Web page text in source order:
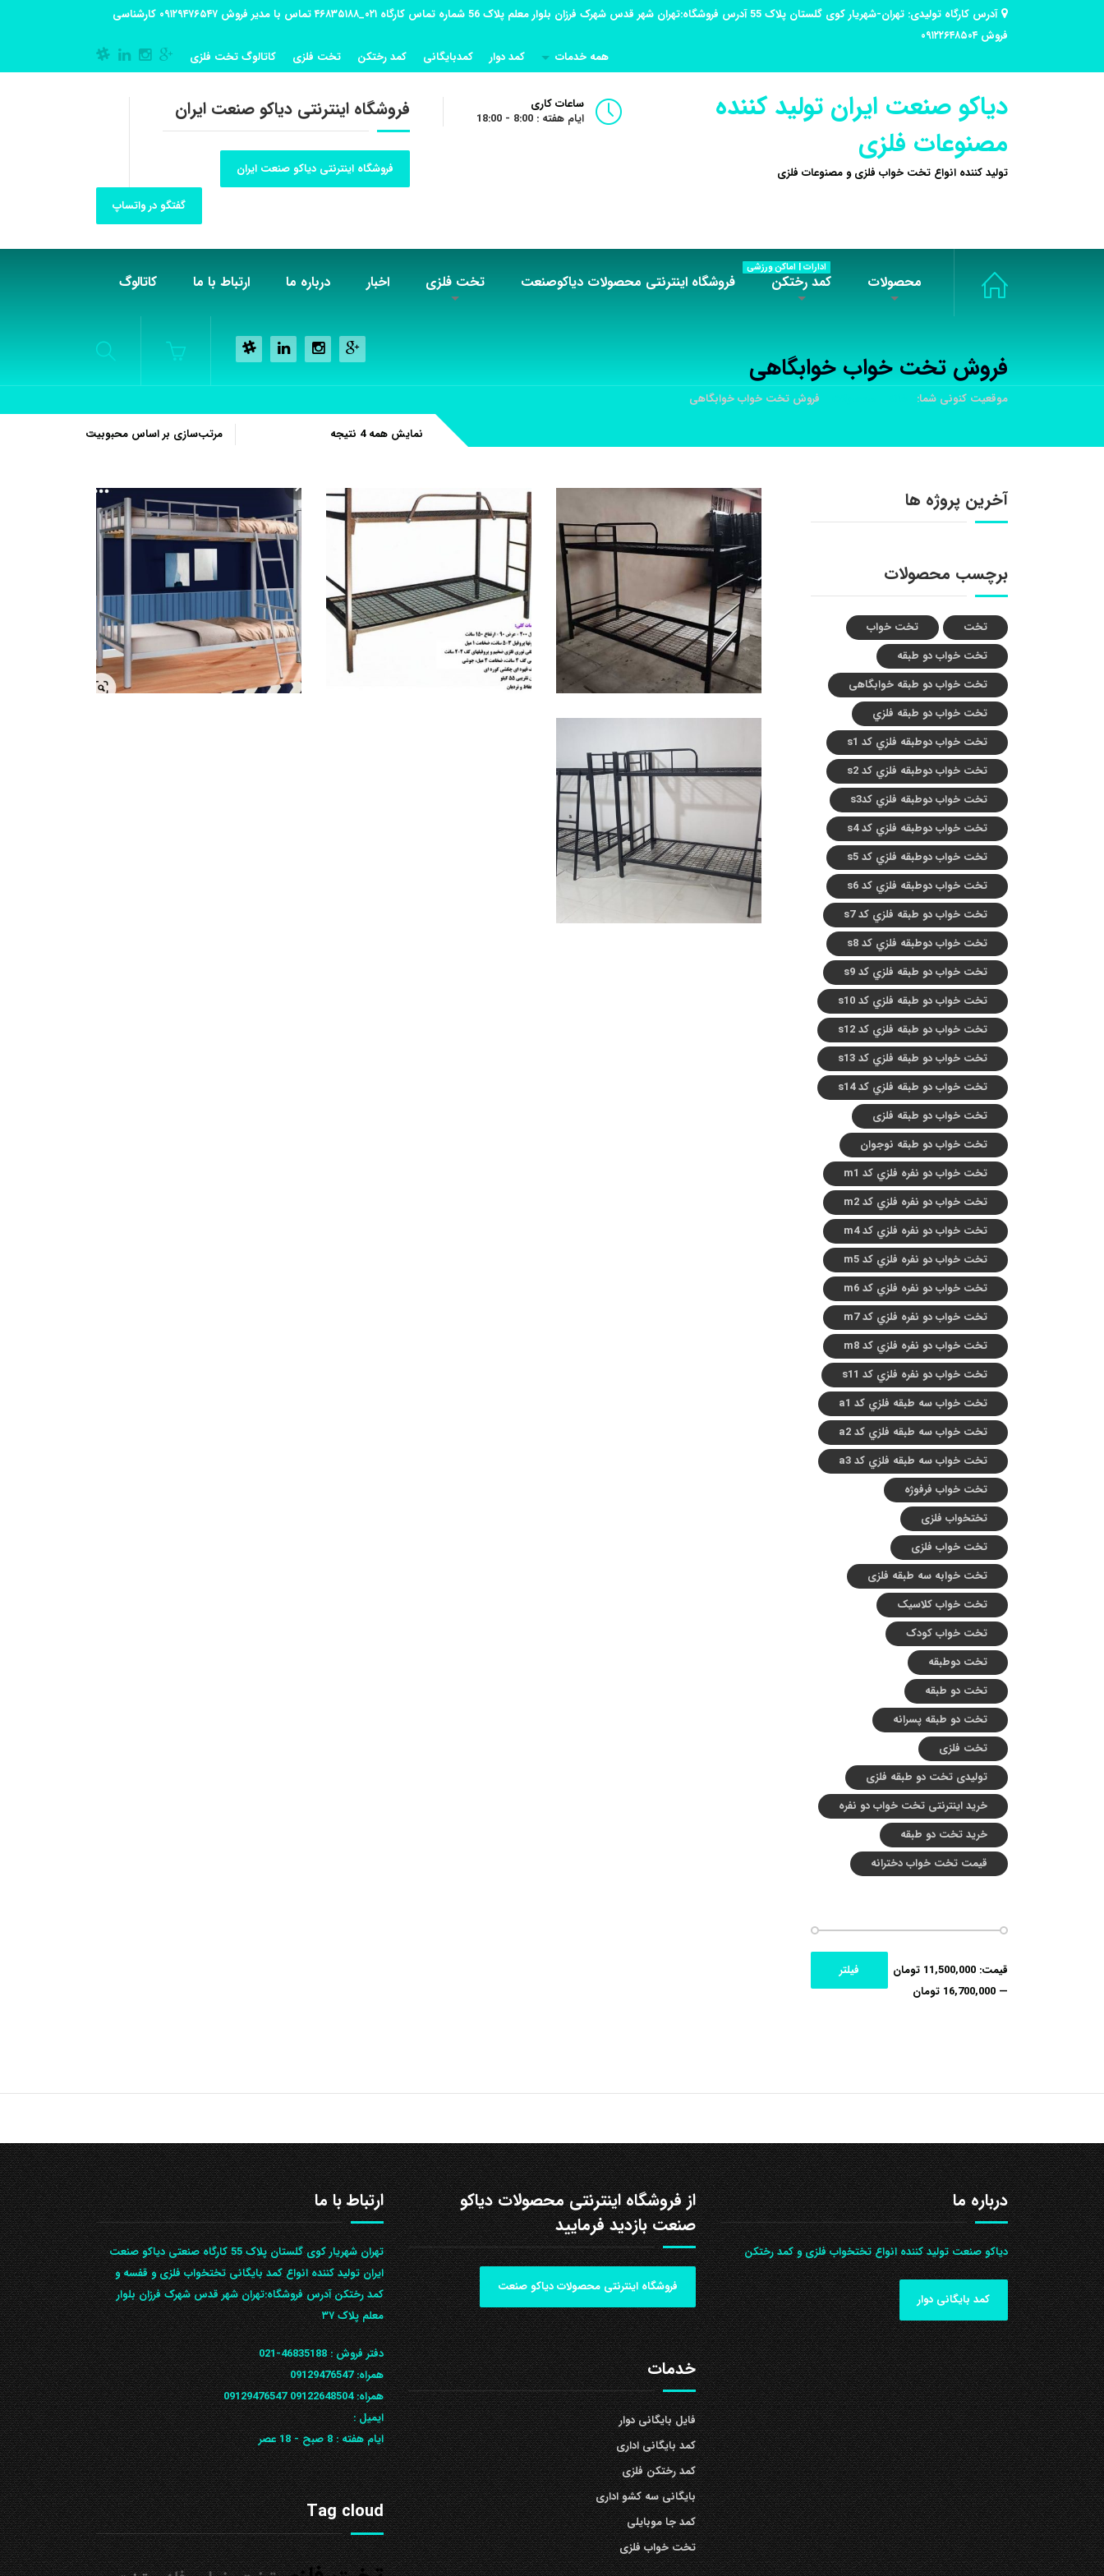
آدرس کارگاه تولیدی: تهران-شهریار کوی گلستان پلاک 55 آدرس فروشگاه:تهران شهر قدس شهرک فرزان بلوار معلم پلاک 56 شماره تماس کارگاه ۰۲۱_۴۶۸۳۵۱۸۸ تماس با مدیر فروش ۰۹۱۲۹۴۷۶۵۴۷ کارشناسی
فروش ۰۹۱۲۲۶۴۸۵۰۴
همه خدمات
کمد دوار کمدبایگانی کمد رختکن تخت فلزی کاتالوگ تخت فلزی
دیاکو صنعت ایران تولید کننده
مصنوعات فلزی
تولید کننده انواع تخت خواب فلزی و مصنوعات فلزی
ساعات کاری
ایام هفته : 8:00 - 18:00
فروشگاه اینترنتی دیاکو صنعت ایران
فروشگاه اینترنتی دیاکو صنعت ایران
گفتگو در واتساپ
محصولات کمد رختکن
ادارات | اماکن ورزشی
فروشگاه اینترنتی محصولات دیاکوصنعت تخت فلزی اخبار درباره ما ارتباط با ما کاتالوگ
فروش تخت خواب خوابگاهی
موقعیت کنونی شما: فروش تخت خواب خوابگاهی
نمایش همه 4 نتیجه
اساس
آخرین پروژه ها
برچسب محصولات
تخت
تخت خواب
تخت خواب دو طبقه
تخت خواب دو طبقه خوابگاهی
تخت خواب دو طبقه فلزي
تخت خواب دوطبقه فلزي کد s1
تخت خواب دوطبقه فلزي کد s2
تخت خواب دوطبقه فلزي کدs3
تخت خواب دوطبقه فلزي کد s4
تخت خواب دوطبقه فلزي کد s5
تخت خواب دوطبقه فلزي کد s6
تخت خواب دو طبقه فلزي کد s7
تخت خواب دوطبقه فلزي کد s8
تخت خواب دو طبقه فلزي کد s9
تخت خواب دو طبقه فلزي کد s10
تخت خواب دو طبقه فلزي کد s12
تخت خواب دو طبقه فلزي کد s13
تخت خواب دو طبقه فلزي کد s14
تخت خواب دو طبقه فلزی
تخت خواب دو طبقه نوجوان
تخت خواب دو نفره فلزي کد m1
تخت خواب دو نفره فلزي کد m2
تخت خواب دو نفره فلزي کد m4
تخت خواب دو نفره فلزي کد m5
تخت خواب دو نفره فلزي کد m6
تخت خواب دو نفره فلزي کد m7
تخت خواب دو نفره فلزي کد m8
تخت خواب دو نفره فلزي کد s11
تخت خواب سه طبقه فلزي کد a1
تخت خواب سه طبقه فلزي کد a2
تخت خواب سه طبقه فلزي کد a3
تخت خواب فرفوژه
تختخواب فلزی
تخت خواب فلزی
تخت خوابه سه طبقه فلزی
تخت خواب کلاسیک
تخت خواب کودک
تخت دوطبقه
تخت دو طبقه
تخت دو طبقه پسرانه
تخت فلزی
تولیدی تخت دو طبقه فلزی
خرید اینترنتی تخت خواب دو نفره
خرید تخت دو طبقه
قیمت تخت خواب دخترانه
حداقل
حداکثر
فیلتر قیمت: 11,500,000 تومان
— 16,700,000 تومان
درباره ما
دیاکو صنعت تولید کننده انواع تختخواب فلزی و کمد رختکن
کمد بایگانی دوار
از فروشگاه اینترنتی محصولات دیاکو
صنعت بازدید فرمایید
فروشگاه اینترنتی محصولات دیاکو صنعت
خدمات
فایل بایگانی دوار
کمد بایگانی اداری
کمد رختکن فلزی
بایگانی سه کشو اداری
کمد جا موبایلی
تخت خواب فلزی
ارتباط با ما
تهران شهریار کوی گلستان پلاک 55 کارگاه صنعتی دیاکو صنعت
ایران تولید کننده انواع کمد بایگانی تختخواب فلزی و قفسه و
کمد رختکن آدرس ف‍روشگاه:تهران شهر قدس شهرک فرزان بلوار
معلم پلاک ۳۷
دفتر فروش :46835188-021
همراه:09129476547
همراه: 09122648504
09129476547
ایمیل :
ایام هفته :8 صبح - 18 عصر
Tag cloud